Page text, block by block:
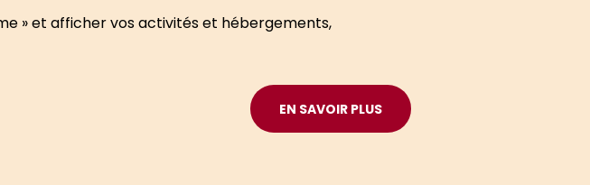
» et afficher vos activités et hébergements,
EN SAVOIR PLUS